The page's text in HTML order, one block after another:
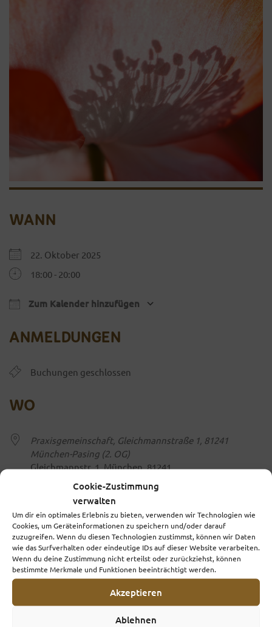
Cookie-Zustimmung
verwalten
Um dir ein optimales Erlebnis zu bieten, verwenden wir Technologien wie
Cookies, um Geräteinformationen zu speichern und/oder darauf
zuzugreifen. Wenn du diesen Technologien zustimmst, können wir Daten
wie das Surfverhalten oder eindeutige IDs auf dieser Website verarbeiten.
Wenn du deine Zustimmung nicht erteilst oder zurückziehst, können
bestimmte Merkmale und Funktionen beeinträchtigt werden.
Akzeptieren
Ablehnen
WANN
22. Oktober 2025
18:00 - 20:00
Zum Kalender hinzufügen
ANMELDUNGEN
Buchungen geschlossen
WO
Praxisgemeinschaft, Gleichmannstraße 1, 81241
München-Pasing (2. OG)
Gleichmannstr. 1, München, 81241
VERANSTALTUNGSTYP
Achtsamkeitstraining
Meditation - Visualisierungsübungen &
Persönlichkeitsentfaltung aus dem tibetischen
Buddhismus
Meditation Körpersinne & Achtsamkeit
Entschleunigung